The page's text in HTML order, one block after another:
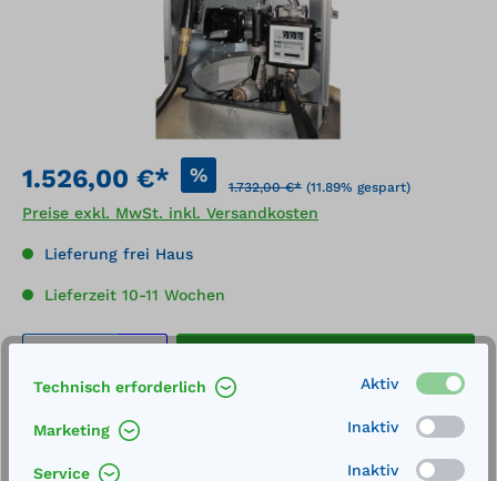
1.526,00 €* %
1.732,00 €* (11.89% gespart)
Preise exkl. MwSt. inkl. Versandkosten
Lieferung frei Haus
Lieferzeit 10-11 Wochen
Produkt Anzahl: Gib den gewünschten
Artikel-Nummer:
Technisch erforderlich Aktiv
Marketing Inaktiv
Service Inaktiv